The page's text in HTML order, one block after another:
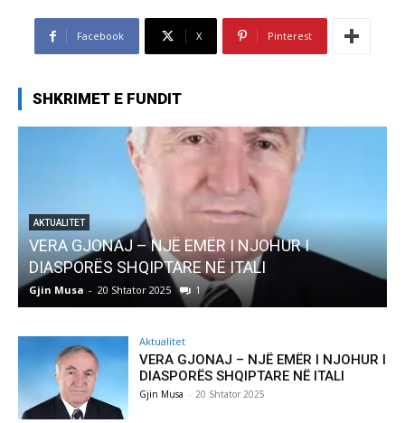
Facebook X Pinterest
SHKRIMET E FUNDIT
AKTUALITET
Pregaditi Gjin Musa-Rome- Shtator 2025
Gjin Musa - 8 Shtator 2025 0
Aktualitet
VERA GJONAJ – NJË EMËR I NJOHUR I
DIASPORËS SHQIPTARE NË ITALI
Gjin Musa - 20 Shtator 2025